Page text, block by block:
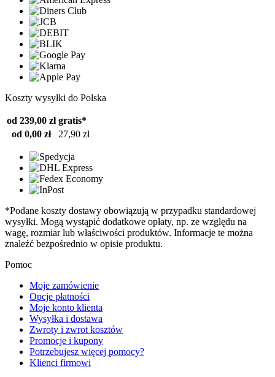
Koszty wysyłki do Polska
od 239,00 zł gratis*
od 0,00 zł
27,90 zł
*Podane koszty dostawy obowiązują w przypadku standardowej
wysyłki. Mogą wystąpić dodatkowe opłaty, np. ze względu na
wagę, rozmiar lub właściwości produktów. Informacje te można
znaleźć bezpośrednio w opisie produktu.
Pomoc
Moje zamówienie
Opcje płatności
Moje konto klienta
Wysyłka i dostawa
Zwroty i zwrot kosztów
Promocje i kupony
Potrzebujesz więcej pomocy?
Klienci firmowi